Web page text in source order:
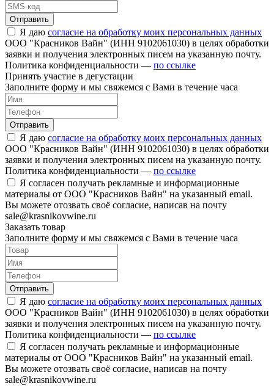
Отправить
Я даю согласие на обработку моих персональных данных
ООО "Красников Вайн" (ИНН 9102061030) в целях обработки
заявки и получения электронных писем на указанную почту.
Политика конфиденциальности — по ссылке
Принять участие в дегустации
Заполните форму и мы свяжемся с Вами в течение часа
Отправить
Я даю согласие на обработку моих персональных данных
ООО "Красников Вайн" (ИНН 9102061030) в целях обработки
заявки и получения электронных писем на указанную почту.
Политика конфиденциальности — по ссылке
Я согласен получать рекламные и информационные
материалы от ООО "Красников Вайн" на указанный email.
Вы можете отозвать своё согласие, написав на почту
sale@krasnikovwine.ru
Заказать товар
Заполните форму и мы свяжемся с Вами в течение часа
Отправить
Я даю согласие на обработку моих персональных данных
ООО "Красников Вайн" (ИНН 9102061030) в целях обработки
заявки и получения электронных писем на указанную почту.
Политика конфиденциальности — по ссылке
Я согласен получать рекламные и информационные
материалы от ООО "Красников Вайн" на указанный email.
Вы можете отозвать своё согласие, написав на почту
sale@krasnikovwine.ru